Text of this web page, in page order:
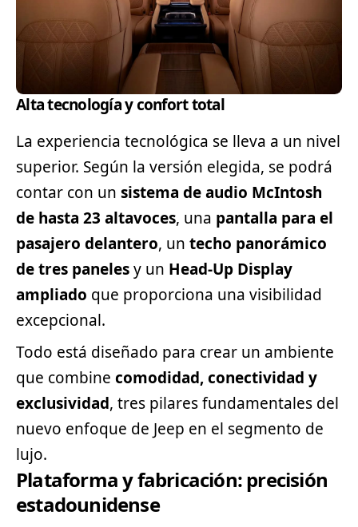
Alta tecnología y confort total
La experiencia tecnológica se lleva a un nivel
superior. Según la versión elegida, se podrá
contar con un sistema de audio McIntosh
de hasta 23 altavoces, una pantalla para el
pasajero delantero, un techo panorámico
de tres panelesy un Head-Up Display
ampliado que proporciona una visibilidad
excepcional.
Todo está diseñado para crear un ambiente
que combine comodidad, conectividad y
exclusividad, tres pilares fundamentales del
nuevo enfoque de Jeep en el segmento de
lujo.
Plataforma y fabricación: precisión
estadounidense